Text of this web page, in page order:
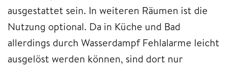
ausgestattet sein. In weiteren Räumen ist die
Nutzung optional. Da in Küche und Bad
allerdings durch Wasserdampf Fehlalarme leicht
ausgelöst werden können, sind dort nur